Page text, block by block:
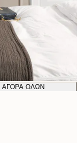
ΑΓΟΡΆ ΌΛΩΝ